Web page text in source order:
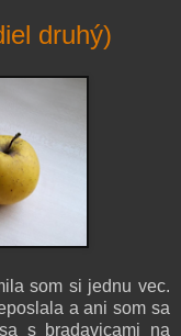
druhý)
som si jednu vec.
a ani som sa
s bradavicami na